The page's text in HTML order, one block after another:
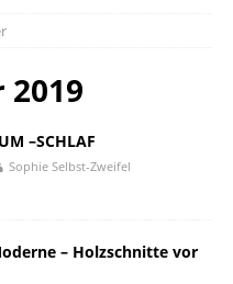
–SCHLAF
Sophie Selbst-Zweifel
– Holzschnitte vor